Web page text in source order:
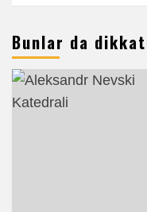
Bunlar da